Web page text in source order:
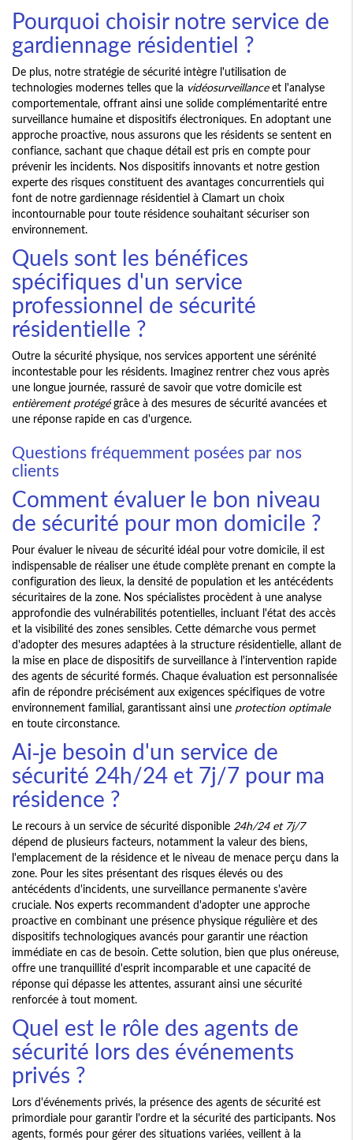
Pourquoi choisir notre service de
gardiennage résidentiel ?
De plus, notre stratégie de sécurité intègre l'utilisation de
technologies modernes telles que la vidéosurveillanceet l'analyse
comportementale, offrant ainsi une solide complémentarité entre
surveillance humaine et dispositifs électroniques. En adoptant une
approche proactive, nous assurons que les résidents se sentent en
confiance, sachant que chaque détail est pris en compte pour
prévenir les incidents. Nos dispositifs innovants et notre gestion
experte des risques constituent des avantages concurrentiels qui
font de notre gardiennage résidentiel à Clamart un choix
incontournable pour toute résidence souhaitant sécuriser son
environnement.
Quels sont les bénéfices
spécifiques d'un service
professionnel de sécurité
résidentielle ?
Outre la sécurité physique, nos services apportent une sérénité
incontestable pour les résidents. Imaginez rentrer chez vous après
une longue journée, rassuré de savoir que votre domicile est
entièrement protégégrâce à des mesures de sécurité avancées et
une réponse rapide en cas d'urgence.
Questions fréquemment posées par nos
clients
Comment évaluer le bon niveau
de sécurité pour mon domicile ?
Pour évaluer le niveau de sécurité idéal pour votre domicile, il est
indispensable de réaliser une étude complète prenant en compte la
configuration des lieux, la densité de population et les antécédents
sécuritaires de la zone. Nos spécialistes procèdent à une analyse
approfondie des vulnérabilités potentielles, incluant l'état des accès
et la visibilité des zones sensibles. Cette démarche vous permet
d'adopter des mesures adaptées à la structure résidentielle, allant de
la mise en place de dispositifs de surveillance à l'intervention rapide
des agents de sécurité formés. Chaque évaluation est personnalisée
afin de répondre précisément aux exigences spécifiques de votre
environnement familial, garantissant ainsi une protection optimale
en toute circonstance.
Ai-je besoin d'un service de
sécurité 24h/24 et 7j/7 pour ma
résidence ?
Le recours à un service de sécurité disponible 24h/24 et 7j/7
dépend de plusieurs facteurs, notamment la valeur des biens,
l'emplacement de la résidence et le niveau de menace perçu dans la
zone. Pour les sites présentant des risques élevés ou des
antécédents d'incidents, une surveillance permanente s'avère
cruciale. Nos experts recommandent d'adopter une approche
proactive en combinant une présence physique régulière et des
dispositifs technologiques avancés pour garantir une réaction
immédiate en cas de besoin. Cette solution, bien que plus onéreuse,
offre une tranquillité d'esprit incomparable et une capacité de
réponse qui dépasse les attentes, assurant ainsi une sécurité
renforcée à tout moment.
Quel est le rôle des agents de
sécurité lors des événements
privés ?
Lors d'événements privés, la présence des agents de sécurité est
primordiale pour garantir l'ordre et la sécurité des participants. Nos
agents, formés pour gérer des situations variées, veillent à la